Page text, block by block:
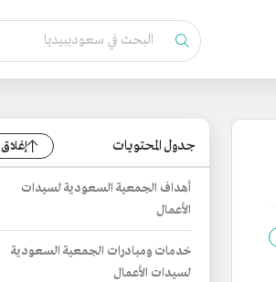
جدول المحتويات إغلاق
أهداف الجمعية السعودية لسيدات
الأعمال
خدمات ومبادرات الجمعية السعودية
لسيدات الأعمال